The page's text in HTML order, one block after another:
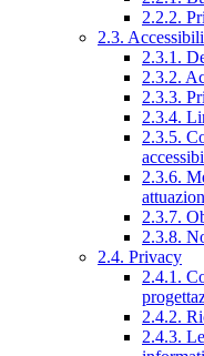
2.2.2.
2.3.
2.3.1.
2.3.2.
2.3.3.
2.3.4.
2.3.5.
2.3.6.
2.3.7.
2.3.8.
2.4. Privacy
2.4.1.
2.4.2.
2.4.3.